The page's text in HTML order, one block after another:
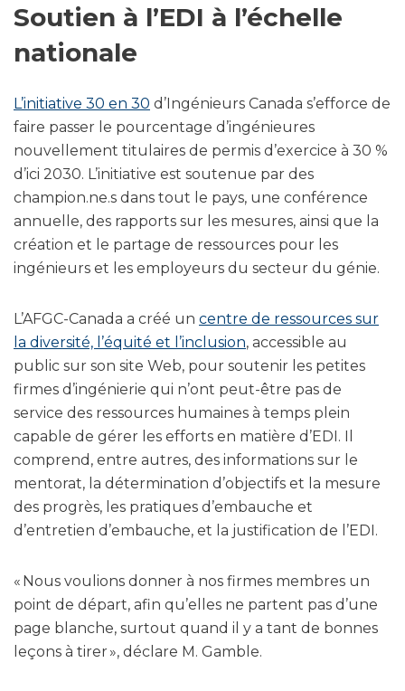
Soutien à l’EDI à l’échelle
nationale
L’initiative 30 en 30 d’Ingénieurs Canada s’efforce de
faire passer le pourcentage d’ingénieures
nouvellement titulaires de permis d’exercice à 30 %
d’ici 2030. L’initiative est soutenue par des
champion.ne.s dans tout le pays, une conférence
annuelle, des rapports sur les mesures, ainsi que la
création et le partage de ressources pour les
ingénieurs et les employeurs du secteur du génie.
L’AFGC-Canada a créé un centre de ressources sur
la diversité, l’équité et l’inclusion, accessible au
public sur son site Web, pour soutenir les petites
firmes d’ingénierie qui n’ont peut-être pas de
service des ressources humaines à temps plein
capable de gérer les efforts en matière d’EDI. Il
comprend, entre autres, des informations sur le
mentorat, la détermination d’objectifs et la mesure
des progrès, les pratiques d’embauche et
d’entretien d’embauche, et la justification de l’EDI.
« Nous voulions donner à nos firmes membres un
point de départ, afin qu’elles ne partent pas d’une
page blanche, surtout quand il y a tant de bonnes
leçons à tirer », déclare M. Gamble.